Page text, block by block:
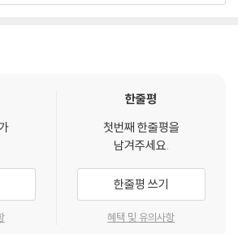
보여주는 사례를 많이 보게 될 것이다. 이것이
우리’를 구분하기」 중에서
을 구원하기를 바라는 민족주의적 열망에 깊이
특히 폭동 재판에서 ‘영웅적’ 태도를 보여준 이
에 없었다. 그렇게 나치즘은 괴벨스의 인격에
그에게 믿을 대상만 준 것이 아니었다. 나치즘
치기, 청년 타락시키기, 두려움 키우기 등 히틀
전반을 잠식하며 민주주의를 무너뜨렸는지,
자는 나치의 범죄가 역사적 조건과 인간 심리
음을 강조하며, 나치는 사라졌지만 나치즘의 본
유대주의, 종족주의, 극심한 민족주의 등은 여
. 더 의미심장한 것은 역사는 항상 같은 모습으
게도 비슷한 상황이 닥칠 수 있다는 경고다. 과
한줄평
첫번째 한줄평을
남겨주세요.
한줄평 쓰기
혜택 및 유의사항